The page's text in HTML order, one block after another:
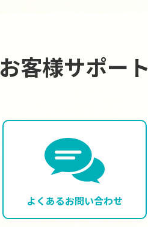
お客様サポート
よくあるお問い合わせ